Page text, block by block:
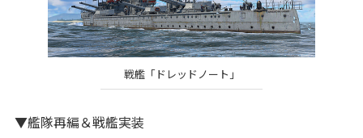
戦艦「ドレッドノート」
▼艦隊再編＆戦艦実装